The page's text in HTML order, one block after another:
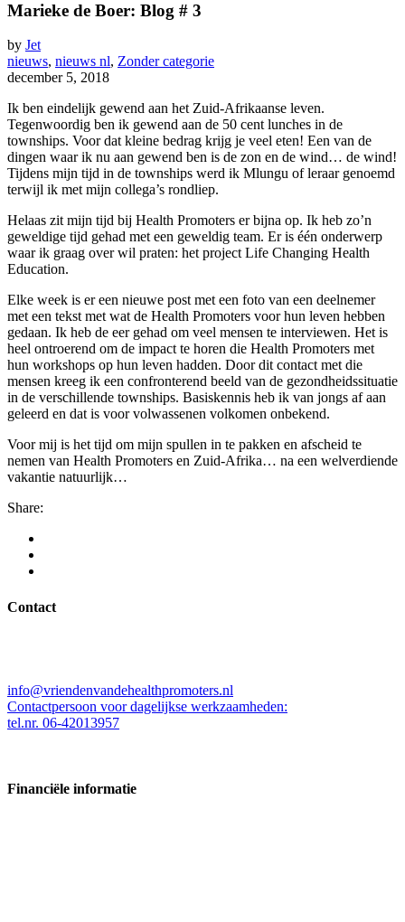
Marieke de Boer: Blog # 3
by Jet
nieuws, nieuws nl, Zonder categorie
december 5, 2018
Ik ben eindelijk gewend aan het Zuid-Afrikaanse leven.
Tegenwoordig ben ik gewend aan de 50 cent lunches in de
townships. Voor dat kleine bedrag krijg je veel eten! Een van de
dingen waar ik nu aan gewend ben is de zon en de wind… de wind!
Tijdens mijn tijd in de townships werd ik Mlungu of leraar genoemd
terwijl ik met mijn collega’s rondliep.
Helaas zit mijn tijd bij Health Promoters er bijna op. Ik heb zo’n
geweldige tijd gehad met een geweldig team. Er is één onderwerp
waar ik graag over wil praten: het project Life Changing Health
Education.
Elke week is er een nieuwe post met een foto van een deelnemer
met een tekst met wat de Health Promoters voor hun leven hebben
gedaan. Ik heb de eer gehad om veel mensen te interviewen. Het is
heel ontroerend om de impact te horen die Health Promoters met
hun workshops op hun leven hadden. Door dit contact met die
mensen kreeg ik een confronterend beeld van de gezondheidssituatie
in de verschillende townships. Basiskennis heb ik van jongs af aan
geleerd en dat is voor volwassenen volkomen onbekend.
Voor mij is het tijd om mijn spullen in te pakken en afscheid te
nemen van Health Promoters en Zuid-Afrika… na een welverdiende
vakantie natuurlijk…
Share:
Contact
info@vriendenvandehealthpromoters.nl
Contactpersoon voor dagelijkse werkzaamheden:
tel.nr. 06-42013957
Financiële informatie